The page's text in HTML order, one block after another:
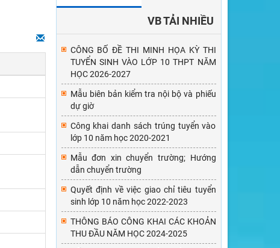
VB TẢI NHIỀU
CÔNG BỐ ĐỀ THI MINH HỌA KỲ THI
TUYỂN SINH VÀO LỚP 10 THPT NĂM
HỌC 2026-2027
Mẫu biên bản kiểm tra nội bộ và phiếu
dự giờ
Công khai danh sách trúng tuyển vào
lớp 10 năm học 2020-2021
Mẫu đơn xin chuyển trường; Hướng
dẫn chuyển trường
Quyết định về việc giao chỉ tiêu tuyển
sinh lớp 10 năm học 2022-2023
THÔNG BÁO CÔNG KHAI CÁC KHOẢN
THU ĐẦU NĂM HỌC 2024-2025